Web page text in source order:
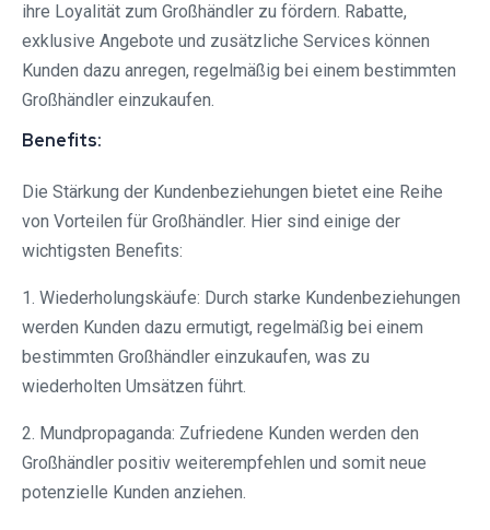
ihre Loyalität zum Großhändler zu fördern. Rabatte,
exklusive Angebote und zusätzliche Services können
Kunden dazu anregen, regelmäßig bei einem bestimmten
Großhändler einzukaufen.
Benefits:
Die Stärkung der Kundenbeziehungen bietet eine Reihe
von Vorteilen für Großhändler. Hier sind einige der
wichtigsten Benefits:
1. Wiederholungskäufe: Durch starke Kundenbeziehungen
werden Kunden dazu ermutigt, regelmäßig bei einem
bestimmten Großhändler einzukaufen, was zu
wiederholten Umsätzen führt.
2. Mundpropaganda: Zufriedene Kunden werden den
Großhändler positiv weiterempfehlen und somit neue
potenzielle Kunden anziehen.